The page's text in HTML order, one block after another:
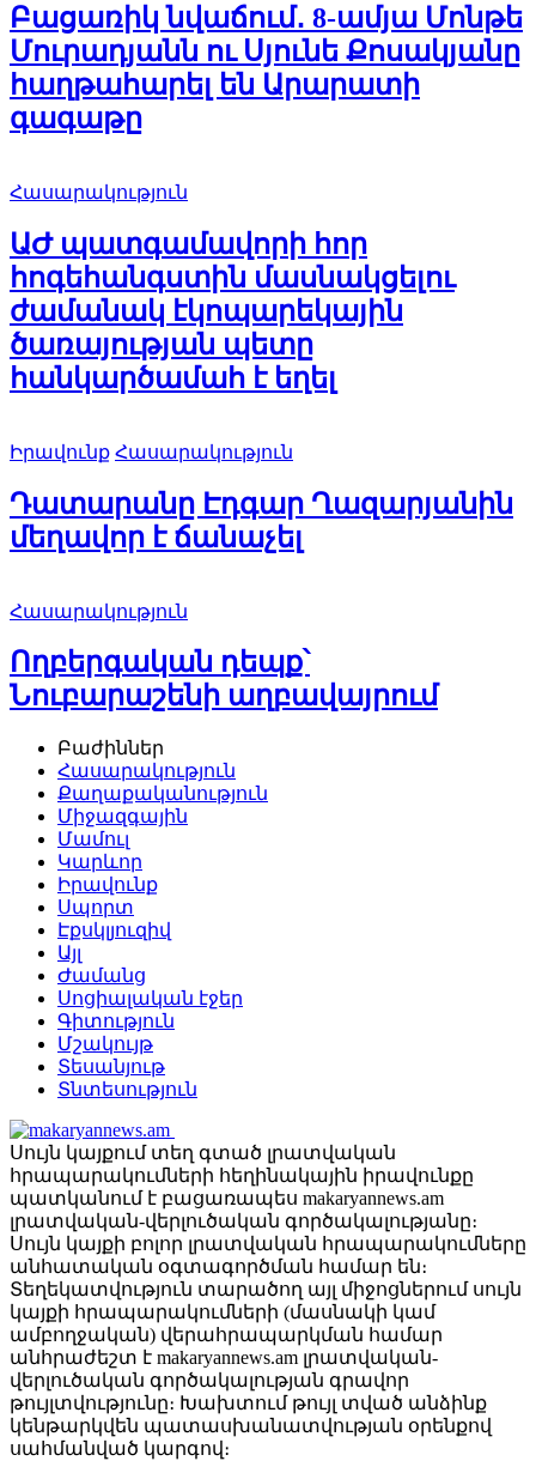
Բացառիկ նվաճում․ 8-ամյա Մոնթե
Մուրադյանն ու Սյունե Քոսակյանը
հաղթահարել են Արարատի
գագաթը
Հասարակություն
ԱԺ պատգամավորի հոր
հոգեհանգստին մասնակցելու
ժամանակ էկոպարեկային
ծառայության պետը
հանկարծամահ է եղել
Իրավունք Հասարակություն
Դատարանը Էդգար Ղազարյանին
մեղավոր է ճանաչել
Հասարակություն
Ողբերգական դեպք՝
Նուբարաշենի աղբավայրում
Բաժիններ
Հասարակություն
Քաղաքականություն
Միջազգային
Մամուլ
Կարևոր
Իրավունք
Սպորտ
Էքսկլյուզիվ
Այլ
Ժամանց
Սոցիալական էջեր
Գիտություն
Մշակույթ
Տեսանյութ
Տնտեսություն
Սույն կայքում տեղ գտած լրատվական
հրապարակումների հեղինակային իրավունքը
պատկանում է բացառապես makaryannews.am
լրատվական-վերլուծական գործակալությանը։
Սույն կայքի բոլոր լրատվական հրապարակումները
անհատական օգտագործման համար են։
Տեղեկատվություն տարածող այլ միջոցներում սույն
կայքի հրապարակումների (մասնակի կամ
ամբողջական) վերահրապարկման համար
անհրաժեշտ է makaryannews.am լրատվական-
վերլուծական գործակալության գրավոր
թույլտվությունը։ Խախտում թույլ տված անձինք
կենթարկվեն պատասխանատվության օրենքով
սահմանված կարգով։